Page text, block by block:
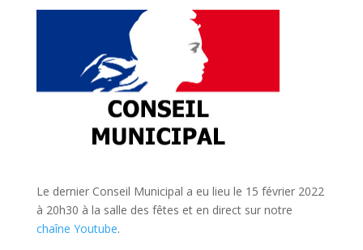
Le dernier Conseil Municipal a eu lieu le 15 février 2022
à 20h30 à la salle des fêtes et en direct sur notre
chaîne Youtube.